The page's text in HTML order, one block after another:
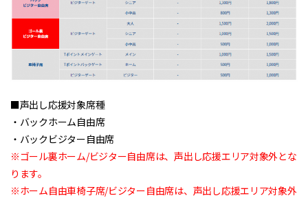
■声出し応援対象席種
・バックホーム自由席
・バックビジター自由席
※ゴール裏ホーム/ビジター自由席は、声出し応援エリア対象外とな
ります。
※ホーム自由車椅子席/ビジター自由席は、声出し応援エリア対象外